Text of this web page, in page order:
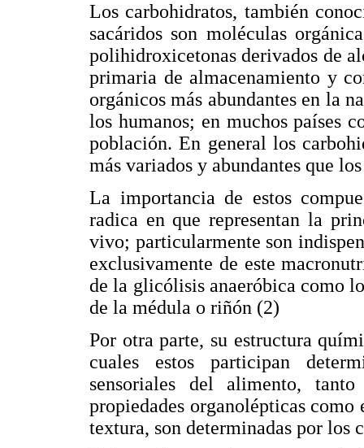
Los carbohidratos, también
sacáridos son moléculas
polihidroxicetonas derivados de
primaria de almacenamiento y
orgánicos más abundantes en la
los humanos; en muchos países
población. En general los
más variados y abundantes que
La importancia de estos
radica en que representan la
vivo; particularmente son
exclusivamente de este
de la glicólisis anaeróbica como
de la médula o riñón (2)
Por otra parte, su estructura
cuales estos participan
sensoriales del alimento,
propiedades organolépticas
textura, son determinadas por los